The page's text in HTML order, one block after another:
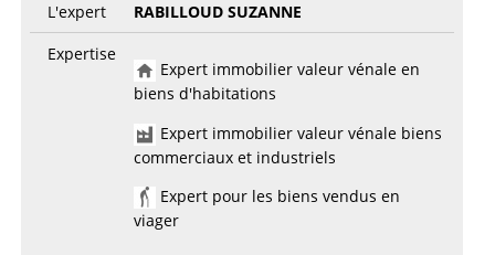
L'expert
RABILLOUD SUZANNE
Expertise
Expert immobilier valeur vénale en
biens d'habitations
Expert immobilier valeur vénale biens
commerciaux et industriels
Expert pour les biens vendus en
viager